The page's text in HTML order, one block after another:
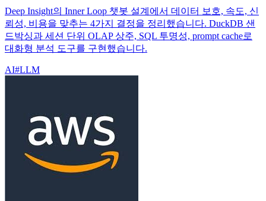
Deep Insight의 Inner Loop 챗봇 설계에서 데이터 보호, 속도, 신
뢰성, 비용을 맞추는 4가지 결정을 정리했습니다. DuckDB 샌
드박싱과 세션 단위 OLAP 상주, SQL 투명성, prompt cache로
대화형 분석 도구를 구현했습니다.
AI#LLM